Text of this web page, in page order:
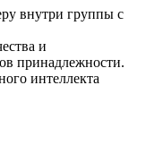
внутри группы с
и
принадлежности.
интеллекта